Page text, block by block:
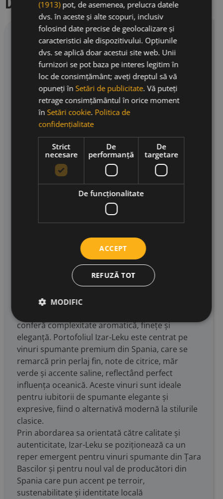
Izar-Leku este un proiect inovator din Țara
Bascilor, dezvoltat în 2015 în zona Zarautz, parte
din Getariako Txakolina, în nordul Spaniei. Creat
în colaborare de familiile Zapiain și López de
Lacalle (Artadi), Izar-Leku își propune să
redefinească stilul tradițional de txakoli și să
poziționeze vinurile spumante basce în categoria
premium a vinurilor fine. Viile Izar-Leku sunt
aproximativ 3,75 hectare cultivate cu soiuri
autohtone precum Hondarrabi Zuri și
Hondarrabi Beltza. Climatul atlantic, alături de
solurile cu influențe de ardezie și bazalt, oferă
condiții ideale pentru obținerea unor vinuri
spumante cu prospețime ridicată, aciditate
vibrantă și o mineralitate salină distinctivă –
din Getariako Txakolina.
Filosofia producătorului se bazează pe
valorificarea terroir-ului și pe o intervenție
minimă în procesul de vinificație. Vinurile Izar-
Leku sunt obținute prin metoda tradițională
(champenoise), cu fermentare secundară în
conferă complexitate aromatică, finețe și
eleganță. Portofoliul Izar-Leku este centrat pe
vinuri spumante premium din Spania, care se
remarcă prin perlaj fin, note de citrice, măr
verde și accente saline, reflectând perfect
influența oceanică. Aceste vinuri sunt ideale
pentru iubitorii de spumante elegante și
expresive, fiind o alternativă modernă la stilurile
clasice.
Prin abordarea sa orientată către calitate și
autenticitate, Izar-Leku se poziționează ca un
reper emergent pentru vinuri spumante din Țara
Bascilor și pentru noul val de producători din
Spania care pun accent pe terroir,
sustenabilitate și identitate locală
(1913)pot, de asemenea, prelucra datele
dvs. în aceste și alte scopuri, inclusiv
folosind date precise de geolocalizare și
caracteristici ale dispozitivului. Opțiunile
dvs. se aplică doar acestui site web. Unii
furnizori se pot baza pe interes legitim în
loc de consimțământ; aveți dreptul să vă
opuneți în Setări de publicitate. Vă puteți
retrage consimțământul în orice moment
în Setări cookie. Politica de
confidențialitate
Strict
necesare
De
performanță
De
targetare
De funcţionalitate
ACCEPT
REFUZĂ TOT
MODIFIC